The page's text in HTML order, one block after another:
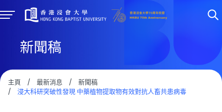
新聞稿
主頁 / 最新消息 /
新聞稿
/
浸大科研突破性發現 中藥植物提取物有效對抗人畜共患病毒